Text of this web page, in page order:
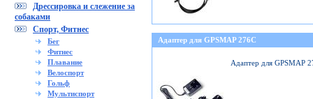
Дрессировка и слежение за
собаками
Спорт, Фитнес
Бег
Фитнес
Плавание
Велоспорт
Гольф
Мультиспорт
Адаптер для GPSMAP 276C
Адаптер для GPSMAP